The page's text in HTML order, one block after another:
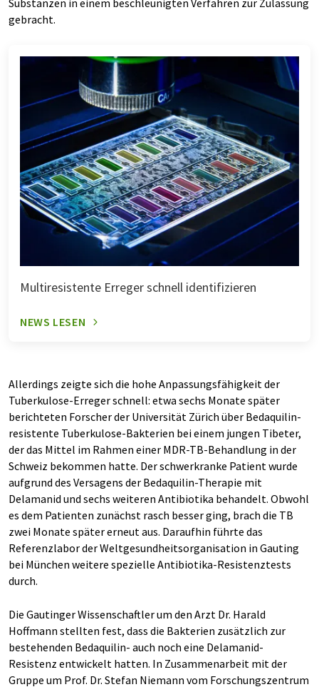
Substanzen in einem beschleunigten Verfahren zur Zulassung
gebracht.
Multiresistente Erreger schnell identifizieren
NEWS LESEN
Allerdings zeigte sich die hohe Anpassungsfähigkeit der
Tuberkulose-Erreger schnell: etwa sechs Monate später
berichteten Forscher der Universität Zürich über Bedaquilin-
resistente Tuberkulose-Bakterien bei einem jungen Tibeter,
der das Mittel im Rahmen einer MDR-TB-Behandlung in der
Schweiz bekommen hatte. Der schwerkranke Patient wurde
aufgrund des Versagens der Bedaquilin-Therapie mit
Delamanid und sechs weiteren Antibiotika behandelt. Obwohl
es dem Patienten zunächst rasch besser ging, brach die TB
zwei Monate später erneut aus. Daraufhin führte das
Referenzlabor der Weltgesundheitsorganisation in Gauting
bei München weitere spezielle Antibiotika-Resistenztests
durch.
Die Gautinger Wissenschaftler um den Arzt Dr. Harald
Hoffmann stellten fest, dass die Bakterien zusätzlich zur
bestehenden Bedaquilin- auch noch eine Delamanid-
Resistenz entwickelt hatten. In Zusammenarbeit mit der
Gruppe um Prof. Dr. Stefan Niemann vom Forschungszentrum